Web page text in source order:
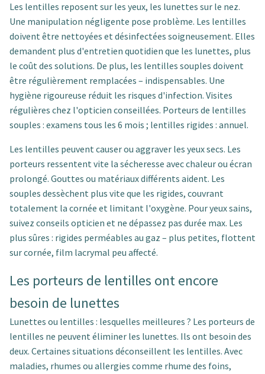
Les lentilles reposent sur les yeux, les lunettes sur le nez.
Une manipulation négligente pose problème. Les lentilles
doivent être nettoyées et désinfectées soigneusement. Elles
demandent plus d'entretien quotidien que les lunettes, plus
le coût des solutions. De plus, les lentilles souples doivent
être régulièrement remplacées – indispensables. Une
hygiène rigoureuse réduit les risques d'infection. Visites
régulières chez l'opticien conseillées. Porteurs de lentilles
souples : examens tous les 6 mois ; lentilles rigides : annuel.
Les lentilles peuvent causer ou aggraver les yeux secs. Les
porteurs ressentent vite la sécheresse avec chaleur ou écran
prolongé. Gouttes ou matériaux différents aident. Les
souples dessèchent plus vite que les rigides, couvrant
totalement la cornée et limitant l'oxygène. Pour yeux sains,
suivez conseils opticien et ne dépassez pas durée max. Les
plus sûres : rigides perméables au gaz – plus petites, flottent
sur cornée, film lacrymal peu affecté.
Les porteurs de lentilles ont encore
besoin de lunettes
Lunettes ou lentilles : lesquelles meilleures ? Les porteurs de
lentilles ne peuvent éliminer les lunettes. Ils ont besoin des
deux. Certaines situations déconseillent les lentilles. Avec
maladies, rhumes ou allergies comme rhume des foins,